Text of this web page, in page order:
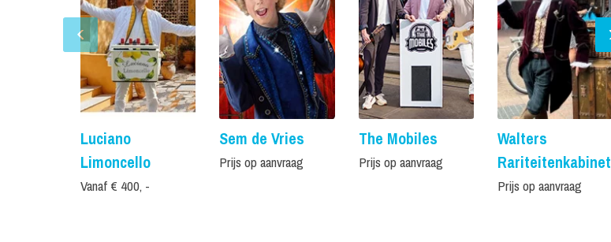
Luciano
Limoncello
Vanaf € 400, -
Sem de Vries
Prijs op aanvraag
The Mobiles
Prijs op aanvraag
Walters
Rariteitenkabinet
Prijs op aanvraag